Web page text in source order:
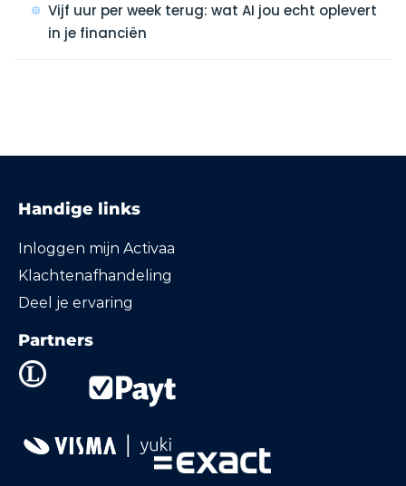
Vijf uur per week terug: wat AI jou echt oplevert
in je financiën
Handige links
Inloggen mijn Activaa
Klachtenafhandeling
Deel je ervaring
Partners